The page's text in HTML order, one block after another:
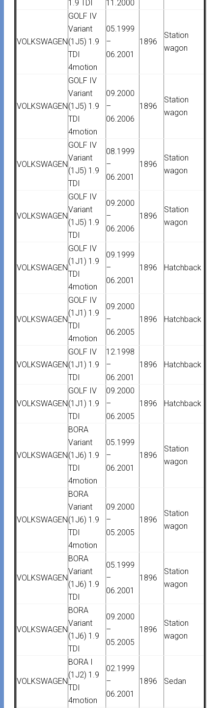
1.9 TDI 11.2000
VOLKSWAGEN
GOLF IV
Variant
(1J5) 1.9
TDI
4motion
05.1999
–
06.2001
1896
Station
wagon
VOLKSWAGEN
GOLF IV
Variant
(1J5) 1.9
TDI
4motion
09.2000
–
06.2006
1896
Station
wagon
VOLKSWAGEN
GOLF IV
Variant
(1J5) 1.9
TDI
08.1999
–
06.2001
1896
Station
wagon
VOLKSWAGEN
GOLF IV
Variant
(1J5) 1.9
TDI
09.2000
–
06.2006
1896
Station
wagon
VOLKSWAGEN
GOLF IV
(1J1) 1.9
TDI
4motion
09.1999
–
06.2001
1896 Hatchback
VOLKSWAGEN
GOLF IV
(1J1) 1.9
TDI
4motion
09.2000
–
06.2005
1896 Hatchback
VOLKSWAGEN
GOLF IV
(1J1) 1.9
TDI
12.1998
–
06.2001
1896 Hatchback
VOLKSWAGEN
GOLF IV
(1J1) 1.9
TDI
09.2000
–
06.2005
1896 Hatchback
VOLKSWAGEN
BORA
Variant
(1J6) 1.9
TDI
4motion
05.1999
–
06.2001
1896
Station
wagon
VOLKSWAGEN
BORA
Variant
(1J6) 1.9
TDI
4motion
09.2000
–
05.2005
1896
Station
wagon
VOLKSWAGEN
BORA
Variant
(1J6) 1.9
TDI
05.1999
–
06.2001
1896
Station
wagon
VOLKSWAGEN
BORA
Variant
(1J6) 1.9
TDI
09.2000
–
05.2005
1896
Station
wagon
VOLKSWAGEN
BORA I
(1J2) 1.9
TDI
4motion
02.1999
–
06.2001
1896 Sedan